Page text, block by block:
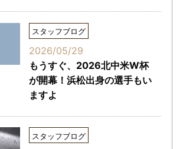
スタッフブログ
2026/05/29
もうすぐ、2026北中米W杯
が開幕！浜松出身の選手もい
ますよ
スタッフブログ